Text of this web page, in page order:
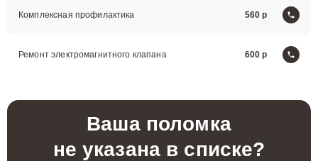
Комплексная профилактика 560
Ремонт электромагнитного клапана 600
Ваша поломка
не указана в списке?